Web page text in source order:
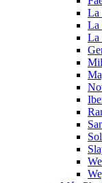
La
La
La